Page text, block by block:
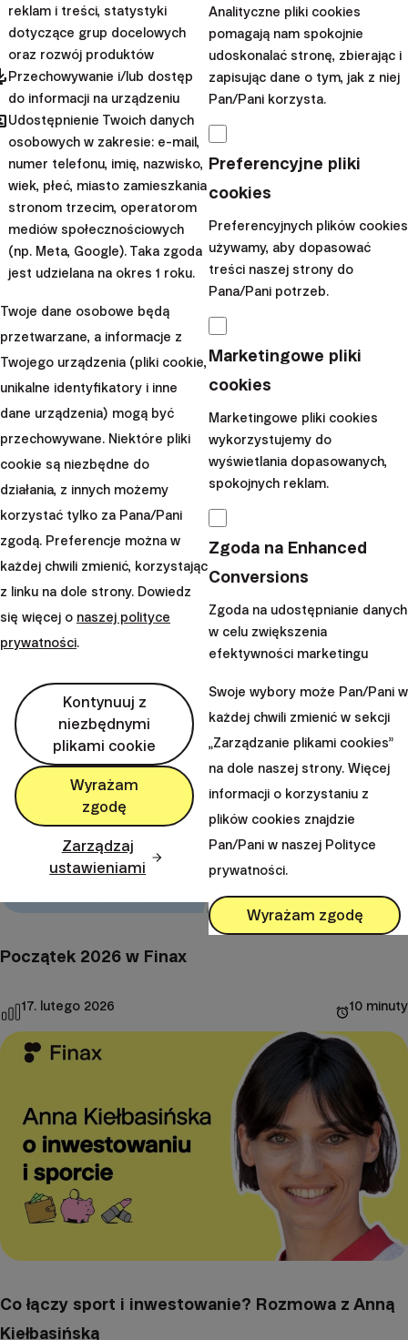
Co sytuacja na Bliskim Wschodzie oznacza dla
inwestorów?
13. marca 2026
Operacja USA i Izraela: Koniec Chameneiego
40 minuty
Początek 2026 w Finax
17. lutego 2026 10 minuty
Co łączy sport i inwestowanie? Rozmowa z Anną
Kiełbasińską
reklam i treści, statystyki
dotyczące grup docelowych
oraz rozwój produktów
Przechowywanie i/lub dostęp
do informacji na urządzeniu
Udostępnienie Twoich danych
osobowych w zakresie: e-mail,
numer telefonu, imię, nazwisko,
wiek, płeć, miasto zamieszkania
stronom trzecim, operatorom
mediów społecznościowych
(np. Meta, Google). Taka zgoda
jest udzielana na okres 1 roku.
Twoje dane osobowe będą
przetwarzane, a informacje z
Twojego urządzenia (pliki cookie,
unikalne identyfikatory i inne
dane urządzenia) mogą być
przechowywane. Niektóre pliki
cookie są niezbędne do
działania, z innych możemy
korzystać tylko za Pana/Pani
zgodą. Preferencje można w
każdej chwili zmienić, korzystając
z linku na dole strony. Dowiedz
się więcej o naszej polityce
prywatności.
Kontynuuj z
niezbędnymi
plikami cookie
Wyrażam
zgodę
Zarządzaj
ustawieniami
Analityczne pliki cookies
pomagają nam spokojnie
udoskonalać stronę, zbierając i
zapisując dane o tym, jak z niej
Pan/Pani korzysta.
Preferencyjne pliki
cookies
Preferencyjnych plików cookies
używamy, aby dopasować
treści naszej strony do
Pana/Pani potrzeb.
Marketingowe pliki
cookies
Marketingowe pliki cookies
wykorzystujemy do
wyświetlania dopasowanych,
spokojnych reklam.
Zgoda na Enhanced
Conversions
Zgoda na udostępnianie danych
w celu zwiększenia
efektywności marketingu
Swoje wybory może Pan/Pani w
każdej chwili zmienić w sekcji
„Zarządzanie plikami cookies”
na dole naszej strony. Więcej
informacji o korzystaniu z
plików cookies znajdzie
Pan/Pani w naszej Polityce
prywatności.
Wyrażam zgodę